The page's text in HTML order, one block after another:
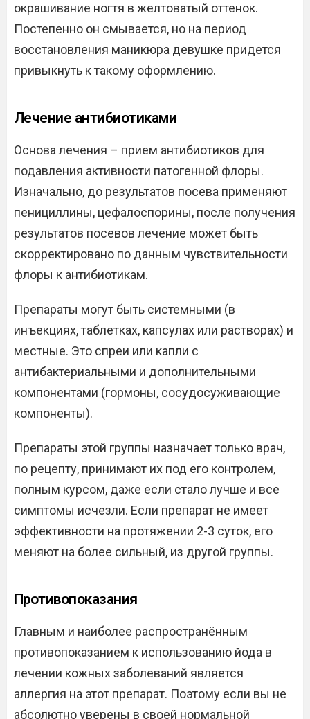
окрашивание ногтя в желтоватый оттенок.
Постепенно он смывается, но на период
восстановления маникюра девушке придется
привыкнуть к такому оформлению.
Лечение антибиотиками
Основа лечения – прием антибиотиков для
подавления активности патогенной флоры.
Изначально, до результатов посева применяют
пенициллины, цефалоспорины, после получения
результатов посевов лечение может быть
скорректировано по данным чувствительности
флоры к антибиотикам.
Препараты могут быть системными (в
инъекциях, таблетках, капсулах или растворах) и
местные. Это спреи или капли с
антибактериальными и дополнительными
компонентами (гормоны, сосудосуживающие
компоненты).
Препараты этой группы назначает только врач,
по рецепту, принимают их под его контролем,
полным курсом, даже если стало лучше и все
симптомы исчезли. Если препарат не имеет
эффективности на протяжении 2-3 суток, его
меняют на более сильный, из другой группы.
Противопоказания
Главным и наиболее распространённым
противопоказанием к использованию йода в
лечении кожных заболеваний является
аллергия на этот препарат. Поэтому если вы не
абсолютно уверены в своей нормальной